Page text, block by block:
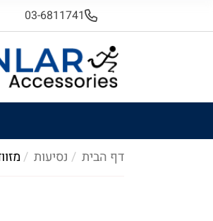
03-6811741
דף הבית
נסיעות